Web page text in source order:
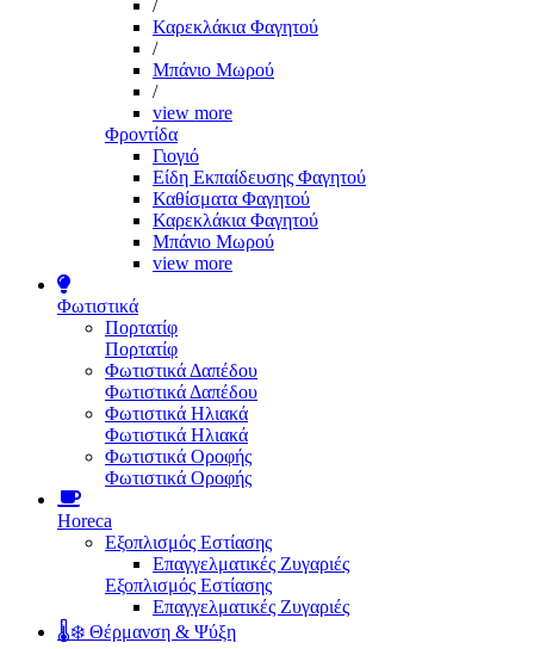
/
Καρεκλάκια Φαγητού
/
Μπάνιο Μωρού
/
view more
Φροντίδα
Γιογιό
Είδη Εκπαίδευσης Φαγητού
Καθίσματα Φαγητού
Καρεκλάκια Φαγητού
Μπάνιο Μωρού
view more
Φωτιστικά
Πορτατίφ
Πορτατίφ
Φωτιστικά Δαπέδου
Φωτιστικά Δαπέδου
Φωτιστικά Ηλιακά
Φωτιστικά Ηλιακά
Φωτιστικά Οροφής
Φωτιστικά Οροφής
Horeca
Εξοπλισμός Εστίασης
Επαγγελματικές Ζυγαριές
Εξοπλισμός Εστίασης
Επαγγελματικές Ζυγαριές
🌡️❄️ Θέρμανση & Ψύξη